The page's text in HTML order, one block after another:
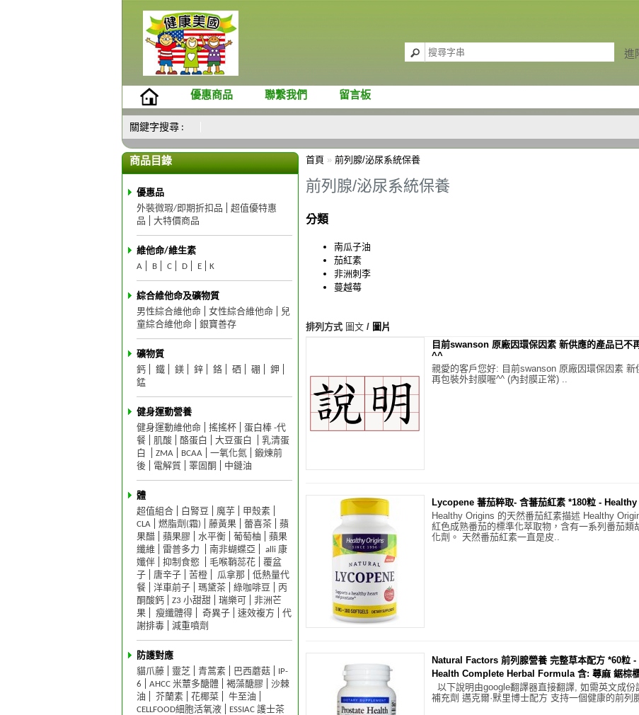
進
優惠商品 聯繫我們 留言板
關鍵字搜尋 :
商品目錄
優惠品
外裝微瑕/即期折扣品
超值優特惠
品
大特價商品
維他命/維生素
A
B C D E K
綜合維他命及礦物質
男性綜合維他命
女性綜合維他命
兒
童綜合維他命
銀寶善存
礦物質
鈣
鐵 鎂 鋅 鉻 硒 硼
鉀
錳
健身運動營養
健身運動維他命
搖搖杯
蛋白棒 -代
餐
肌酸 酪蛋白 大豆蛋白
乳清蛋
白
ZMA BCAA 一氧化氮
鍛煉前
後
電解質 睪固酮 中鏈油
體
超值組合
白腎豆 魔芋
甲殼素
CLA
燃脂劑(霜) 藤黃果 蕾喜茶
蘋
果醋
蘋果膠 水平衡 葡萄柚
蘋果
纖維
雷普多力 南非蝴蝶亞
alli 康
孅伴
抑制食慾 毛喉鞘蕊花
覆盆
子
唐辛子 苦橙 瓜拿那
低熱量代
餐
洋車前子 瑪黛茶 綠咖啡豆
丙
酮酸鈣
Z3 小甜甜 瑞樂可
非洲芒
果
瘦纖體得 奇異子 速效複方
代
謝排毒
減重噴劑
防護對應
貓爪藤
靈芝 青蒿素 巴西蘑菇
IP-
6
AHCC 米蕈多醣體 褐藻醣膠
沙棘
油
芥蘭素 花椰菜
牛至油
CELLFOOD細胞活氧液
ESSIAC 護士茶
首頁 » 前列腺/泌尿系統保養
前列腺/泌尿系統保養
分類
南瓜子油
茄紅素
非洲刺李
蔓越莓
排列方式 圖文 / 圖片
目前swanson 原廠因環保因素 新供應的產品已不
^^
親愛的客戶您好: 目前swanson 原廠因環保因素 新
再包裝外封膜喔^^ (內封膜正常) ..
Lycopene 蕃茄粹取- 含蕃茄紅素 *180粒 -
Healthy Origins 的天然番茄紅素描述 Healthy
紅色成熟番茄的標準化萃取物，含有一系列番茄類
化劑。 天然番茄紅素一直是皮..
Natural Factors 前列腺營養 完整草本配方 *60粒
Health Complete Herbal Formula 含: 蕁麻 鋸棕
以下說明由google翻譯器直接翻譯, 如需英文成份
補充劑 邁克爾·默里博士配方 支持一個健康的前列